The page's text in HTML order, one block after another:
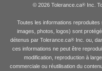
© 2026 Tolerance.ca®Inc.
Toutes les informations reproduites
images, photos, logos) sont
détenus par Tolerance.ca® Inc. ou,
ces informations ne peut être
modification, reproduction à
commerciale ou réutilisation du